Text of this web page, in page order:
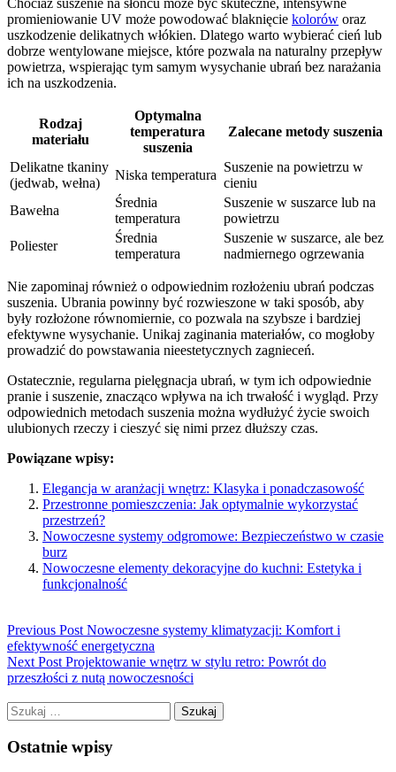
Chociaż suszenie na słońcu może być skuteczne, intensywne
promieniowanie UV może powodować blaknięcie kolorów oraz
uszkodzenie delikatnych włókien. Dlatego warto wybierać cień lub
dobrze wentylowane miejsce, które pozwala na naturalny przepływ
powietrza, wspierając tym samym wysychanie ubrań bez narażania
ich na uszkodzenia.
Rodzaj
materiału
Optymalna
temperatura
suszenia
Zalecane metody suszenia
Delikatne tkaniny
(jedwab, wełna)
Niska temperatura
Suszenie na powietrzu w
cieniu
Bawełna
Średnia
temperatura
Suszenie w suszarce lub na
powietrzu
Poliester
Średnia
temperatura
Suszenie w suszarce, ale bez
nadmiernego ogrzewania
Nie zapominaj również o odpowiednim rozłożeniu ubrań podczas
suszenia. Ubrania powinny być rozwieszone w taki sposób, aby
były rozłożone równomiernie, co pozwala na szybsze i bardziej
efektywne wysychanie. Unikaj zaginania materiałów, co mogłoby
prowadzić do powstawania nieestetycznych zagnieceń.
Ostatecznie, regularna pielęgnacja ubrań, w tym ich odpowiednie
pranie i suszenie, znacząco wpływa na ich trwałość i wygląd. Przy
odpowiednich metodach suszenia można wydłużyć życie swoich
ulubionych rzeczy i cieszyć się nimi przez dłuższy czas.
Powiązane wpisy:
Elegancja w aranżacji wnętrz: Klasyka i ponadczasowość
Przestronne pomieszczenia: Jak optymalnie wykorzystać
przestrzeń?
Nowoczesne systemy odgromowe: Bezpieczeństwo w czasie
burz
Nowoczesne elementy dekoracyjne do kuchni: Estetyka i
funkcjonalność
Previous Post Nowoczesne systemy klimatyzacji: Komfort i
efektywność energetyczna
Next Post Projektowanie wnętrz w stylu retro: Powrót do
przeszłości z nutą nowoczesności
Szukaj:
Ostatnie wpisy